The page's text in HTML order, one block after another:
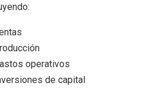
operativos
de capital